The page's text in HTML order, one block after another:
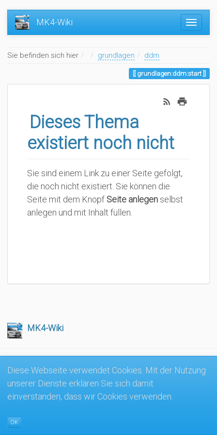
MK4-Wiki
Sie befinden sich hier Homegrundlagen ddm
grundlagen:ddm:start
Dieses Thema
existiert noch nicht
Sie sind einem Link zu einer Seite gefolgt,
die noch nicht existiert. Sie können die
Seite mit dem Knopf Seite anlegen selbst
anlegen und mit Inhalt füllen.
MK4-Wiki
Diese Webseite verwendet Cookies. Mit der Nutzung
unserer Dienste erklären Sie sich damit
einverstanden, dass wir Cookies verwenden.
OK